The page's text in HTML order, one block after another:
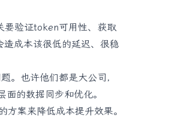
要验证token可用性、获取
成本该很低的延迟、很稳
。也许他们都是大公司，
的数据同步和优化。
案来降低成本提升效果。